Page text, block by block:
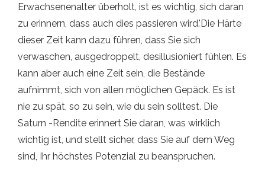
Erwachsenenalter überholt, ist es wichtig, sich daran
zu erinnern, dass auch dies passieren wird.'Die Härte
dieser Zeit kann dazu führen, dass Sie sich
verwaschen, ausgedroppelt, desillusioniert fühlen. Es
kann aber auch eine Zeit sein, die Bestände
aufnimmt, sich von allen möglichen Gepäck. Es ist
nie zu spät, so zu sein, wie du sein solltest. Die
Saturn -Rendite erinnert Sie daran, was wirklich
wichtig ist, und stellt sicher, dass Sie auf dem Weg
sind, Ihr höchstes Potenzial zu beanspruchen.